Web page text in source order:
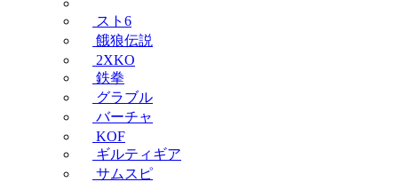
スト6
餓狼伝説
2XKO
鉄拳
グラブル
バーチャ
KOF
ギルティギア
サムスピ